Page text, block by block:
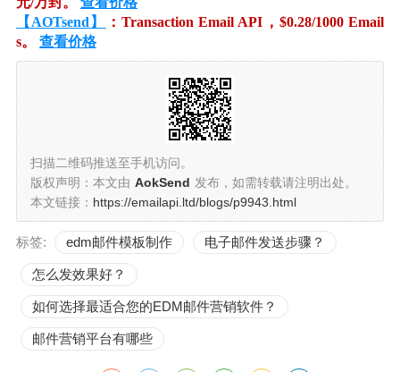
【AOTsend】
：Transaction Email API，$0.28/1000 Email
s。 查看价格
扫描二维码推送至手机访问。
版权声明：本文由 AokSend 发布，如需转载请注明出处。
本文链接： https://emailapi.ltd/blogs/p9943.html
标签: edm邮件模板制作 电子邮件发送步骤？
怎么发效果好？
如何选择最适合您的EDM邮件营销软件？
邮件营销平台有哪些